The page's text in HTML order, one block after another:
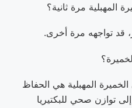
مرة ثانية؟
قد تواجهه مرة أخرى.
المهبلية هي الحفاظ
توازن صحي للبكتيريا